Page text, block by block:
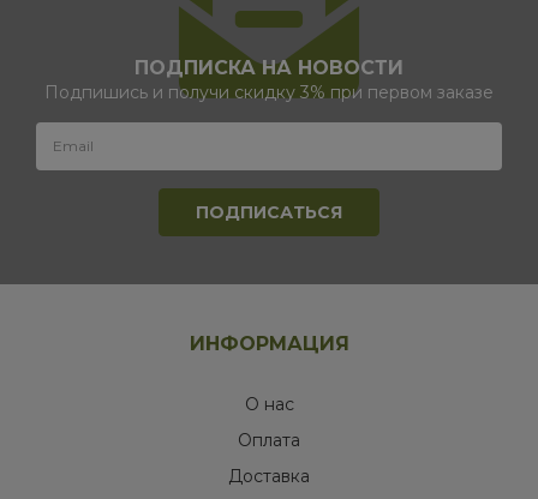
ПОДПИСКА НА НОВОСТИ
Подпишись и получи скидку 3% при первом заказе
ИНФОРМАЦИЯ
О нас
Оплата
Доставка